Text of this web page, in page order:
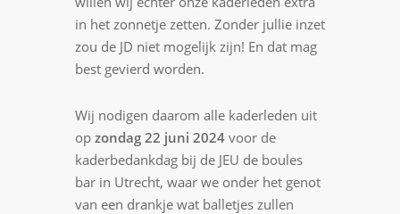
in het zonnetje zetten. Zonder jullie inzet
zou de JD niet mogelijk zijn! En dat mag
best gevierd worden.
Wij nodigen daarom alle kaderleden uit
op zondag 22 juni 2024 voor de
kaderbedankdag bij de JEU de boules
bar in Utrecht, waar we onder het genot
van een drankje wat balletjes zullen